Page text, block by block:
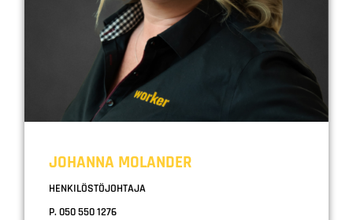
JOHANNA MOLANDER
HENKILÖSTÖJOHTAJA
P. 050 550 1276